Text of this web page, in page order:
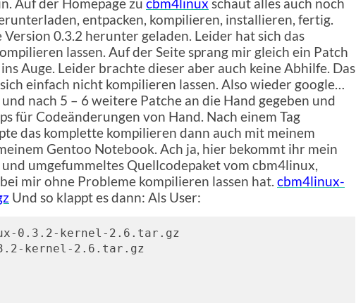
entpacken, kompilieren, installieren, fertig.
0.3.2 herunter geladen. Leider hat sich das
lassen. Auf der Seite sprang mir gleich ein Patch
Auge. Leider brachte dieser aber auch keine Abhilfe. Das
einfach nicht kompilieren lassen. Also wieder google…
nach 5 – 6 weitere Patche an die Hand gegeben und
für Codeänderungen von Hand. Nach einem Tag
das komplette kompilieren dann auch mit meinem
Gentoo Notebook. Ach ja, hier bekommt ihr mein
umgefummeltes Quellcodepaket vom cbm4linux,
mir ohne Probleme kompilieren lassen hat. cbm4linux-
Und so klappt es dann: Als User:
0.3.2-kernel-2.6.tar.gz
kernel-2.6.tar.gz